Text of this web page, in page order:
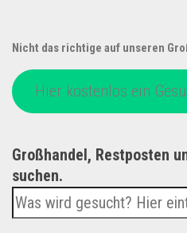
Nicht das richtige auf unseren
Hier kostenlos ein
Großhandel, Restposten
suchen.